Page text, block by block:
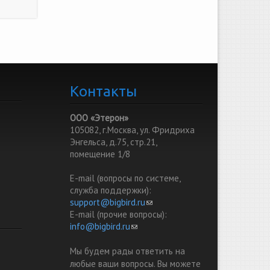
Контакты
ООО «Этерон»
105082, г.Москва, ул. Фридриха
Энгельса, д.75, стр.21,
помещение 1/8
E-mail (вопросы по системе,
служба поддержки):
support@bigbird.ru(link sends e-mail)
E-mail (прочие вопросы):
info@bigbird.ru(link sends e-mail)
Мы будем рады ответить на
любые ваши вопросы. Вы можете